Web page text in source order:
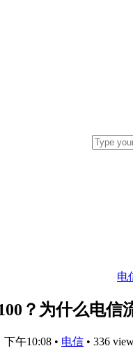
电
？为什么电信
下午10:08 • 电信 • 336